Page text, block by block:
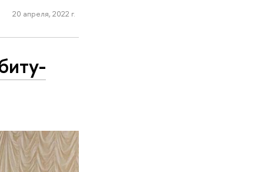
20 апреля, 2022 г.